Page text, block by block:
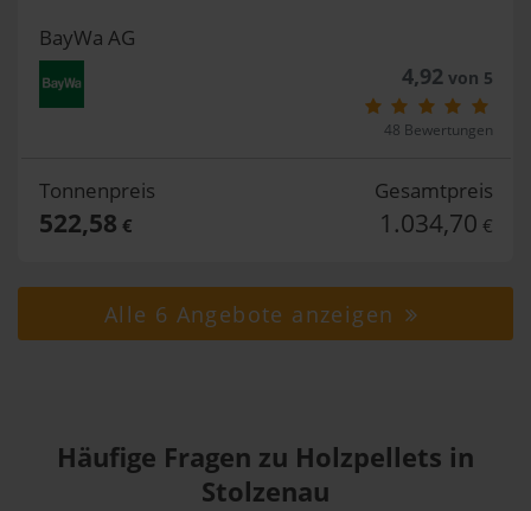
BayWa AG
4,92von 5
48 Bewertungen
Tonnenpreis
522,58 €
Gesamtpreis
1.034,70 €
Alle 6 Angebote anzeigen
Häufige Fragen zu Holzpellets in
Stolzenau